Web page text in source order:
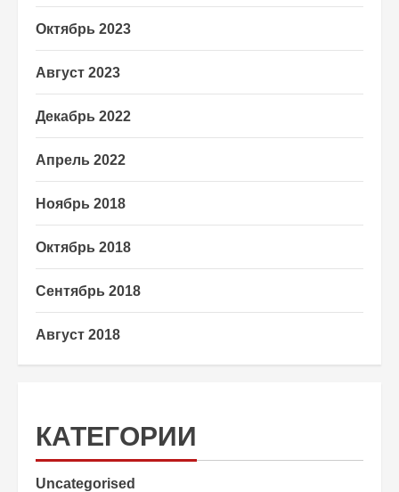
Октябрь 2023
Август 2023
Декабрь 2022
Апрель 2022
Ноябрь 2018
Октябрь 2018
Сентябрь 2018
Август 2018
КАТЕГОРИИ
Uncategorised